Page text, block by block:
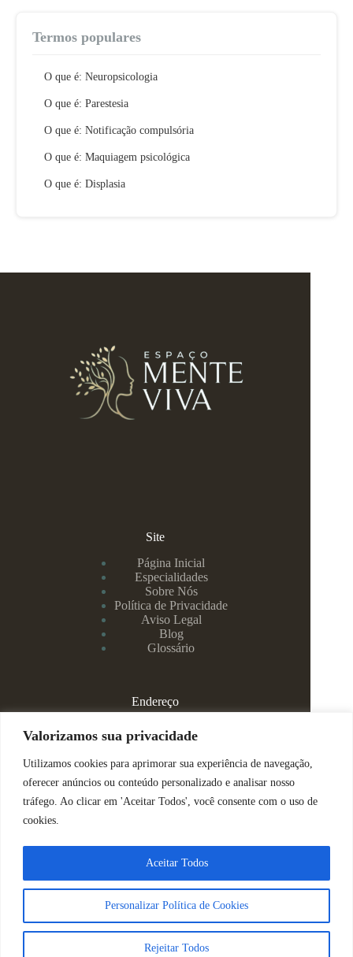
Valorizamos sua privacidade
Utilizamos cookies para aprimorar sua experiência de navegação,
oferecer anúncios ou conteúdo personalizado e analisar nosso
tráfego. Ao clicar em 'Aceitar Todos', você consente com o uso de
cookies.
Personalizar Política de Cookies
Rejeitar Todos
Aceitar Todos
experiência em nosso site.
Aceitar Decline
Termos populares
O que é: Neuropsicologia
O que é: Parestesia
O que é: Notificação compulsória
O que é: Maquiagem psicológica
O que é: Displasia
Site
Página Inicial
Especialidades
Sobre Nós
Política de Privacidade
Aviso Legal
Blog
Glossário
Endereço
Rua Rei Alberto, 108 / 705 - Centro - Juiz de Fora/MG
(32) 99829-3800 - Dra Eduarda
Direitos Reservados @ Tabtech - 2023
Sobre Nós|Política de Privacidade